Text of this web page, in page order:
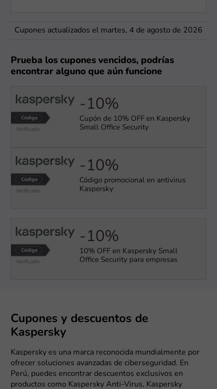
Cupones actualizados el martes, 4 de agosto de 2026
Prueba los cupones vencidos, podrías
encontrar alguno que aún funcione
-10%
Cupón de 10% OFF en Kaspersky
Small Office Security
-10%
Código promocional en antivirus
Kaspersky
-10%
10% OFF en Kaspersky Small
Office Security para empresas
Cupones y descuentos de
Kaspersky
Kaspersky es una marca reconocida mundialmente por
ofrecer soluciones avanzadas de ciberseguridad. En
Perú, puedes encontrar descuentos exclusivos en
productos como Kaspersky Anti-Virus, Kaspersky